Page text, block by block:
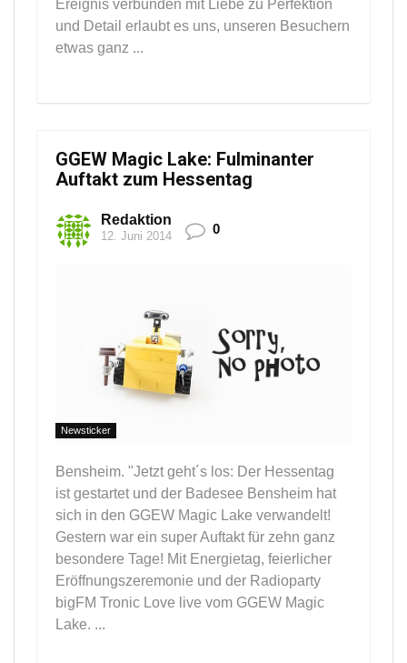
Ereignis verbunden mit Liebe zu Perfektion
und Detail erlaubt es uns, unseren Besuchern
etwas ganz ...
GGEW Magic Lake: Fulminanter
Auftakt zum Hessentag
Redaktion
12. Juni 2014 0
Newsticker
Bensheim. "Jetzt geht´s los: Der Hessentag
ist gestartet und der Badesee Bensheim hat
sich in den GGEW Magic Lake verwandelt!
Gestern war ein super Auftakt für zehn ganz
besondere Tage! Mit Energietag, feierlicher
Eröffnungszeremonie und der Radioparty
bigFM Tronic Love live vom GGEW Magic
Lake. ...